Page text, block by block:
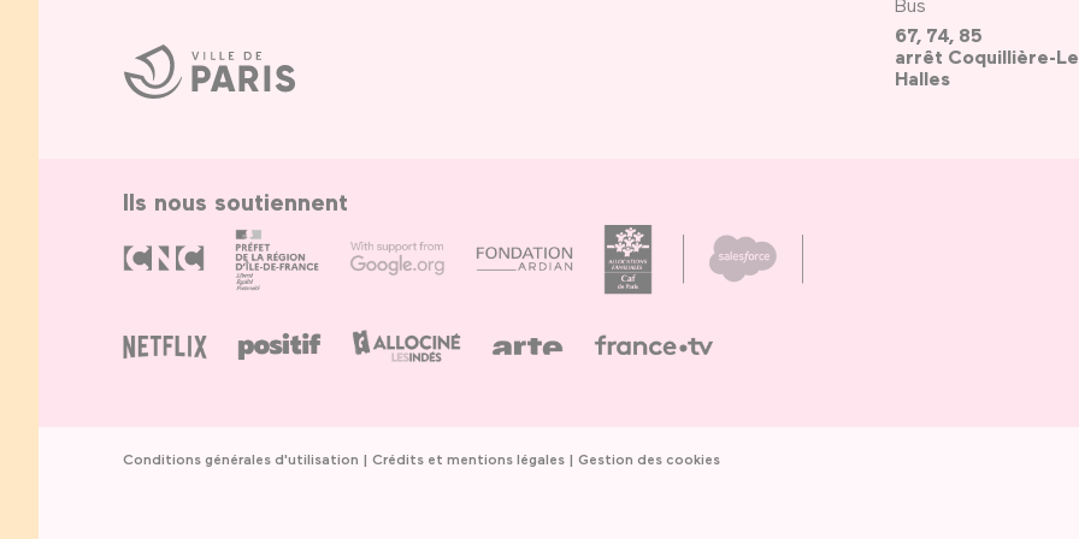
Ville
de
Paris
Bus
67, 74, 85
arrêt Coquillière-
Halles
Ils nous soutiennent
Conditions générales d'utilisation Crédits et mentions légales Gestion des cookies